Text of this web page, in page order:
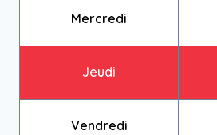
Mercredi
Jeudi
Vendredi